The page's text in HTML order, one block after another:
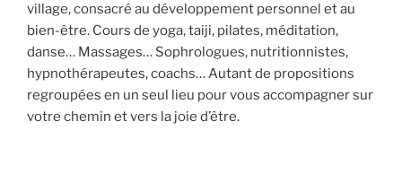
village, consacré au développement personnel et au
bien-être. Cours de yoga, taiji, pilates, méditation,
danse… Massages… Sophrologues, nutritionnistes,
hypnothérapeutes, coachs… Autant de propositions
regroupées en un seul lieu pour vous accompagner sur
votre chemin et vers la joie d’être.